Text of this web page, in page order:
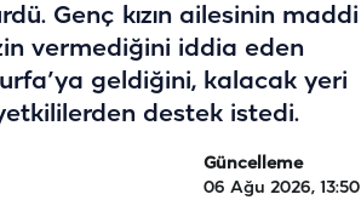
Genç kızın ailesinin maddi
vermediğini iddia eden
geldiğini, kalacak yeri
destek istedi.
Güncelleme
06 Ağu 2026, 13:50